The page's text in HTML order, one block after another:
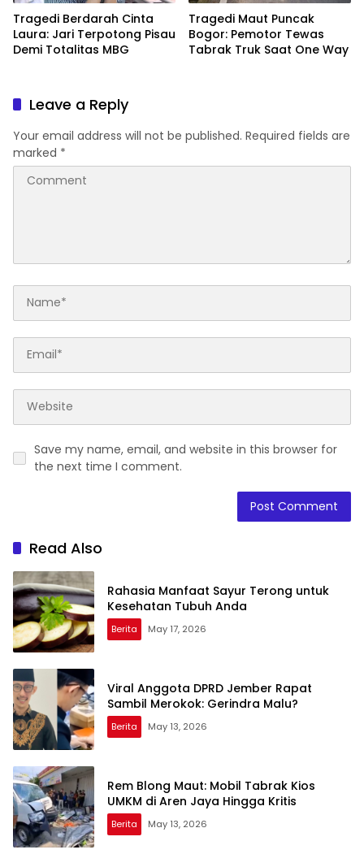
Tragedi Berdarah Cinta
Laura: Jari Terpotong Pisau
Demi Totalitas MBG
Tragedi Maut Puncak
Bogor: Pemotor Tewas
Tabrak Truk Saat One Way
Leave a Reply
Your email address will not be published. Required fields are
marked *
Save my name, email, and website in this browser for
the next time I comment.
Read Also
Rahasia Manfaat Sayur Terong untuk
Kesehatan Tubuh Anda
Berita May 17, 2026
Viral Anggota DPRD Jember Rapat
Sambil Merokok: Gerindra Malu?
Berita May 13, 2026
Rem Blong Maut: Mobil Tabrak Kios
UMKM di Aren Jaya Hingga Kritis
Berita May 13, 2026